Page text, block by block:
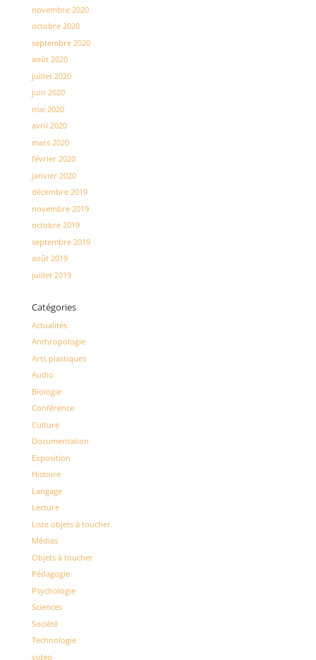
novembre 2020
octobre 2020
septembre 2020
août 2020
juillet 2020
juin 2020
mai 2020
avril 2020
mars 2020
février 2020
janvier 2020
décembre 2019
novembre 2019
octobre 2019
septembre 2019
août 2019
juillet 2019
Catégories
Actualités
Anthropologie
Arts plastiques
Audio
Biologie
Conférence
Culture
Documentation
Exposition
Histoire
Langage
Lecture
Liste objets à toucher
Médias
Objets à toucher
Pédagogie
Psychologie
Sciences
Société
Technologie
video